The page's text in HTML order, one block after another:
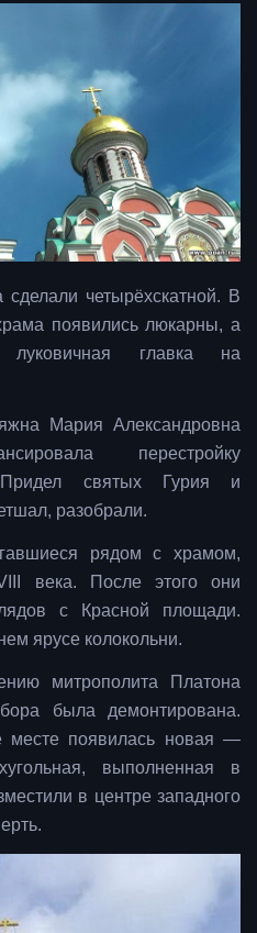
четырёхскатной. В
появились люкарны, а
главка на
Мария Александровна
перестройку
Придел святых Гурия и
разобрали.
рядом с храмом,
века. После этого они
с Красной площади.
ярусе колокольни.
митрополита Платона
была демонтирована.
месте появилась новая —
выполненная в
в центре западного